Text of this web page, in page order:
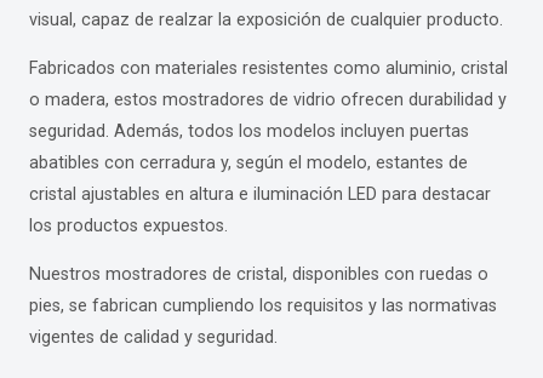
visual, capaz de realzar la exposición de cualquier producto.
Fabricados con materiales resistentes como aluminio, cristal
o madera, estos mostradores de vidrio ofrecen durabilidad y
seguridad. Además, todos los modelos incluyen puertas
abatibles con cerradura y, según el modelo, estantes de
cristal ajustables en altura e iluminación LED para destacar
los productos expuestos.
Nuestros mostradores de cristal, disponibles con ruedas o
pies, se fabrican cumpliendo los requisitos y las normativas
vigentes de calidad y seguridad.